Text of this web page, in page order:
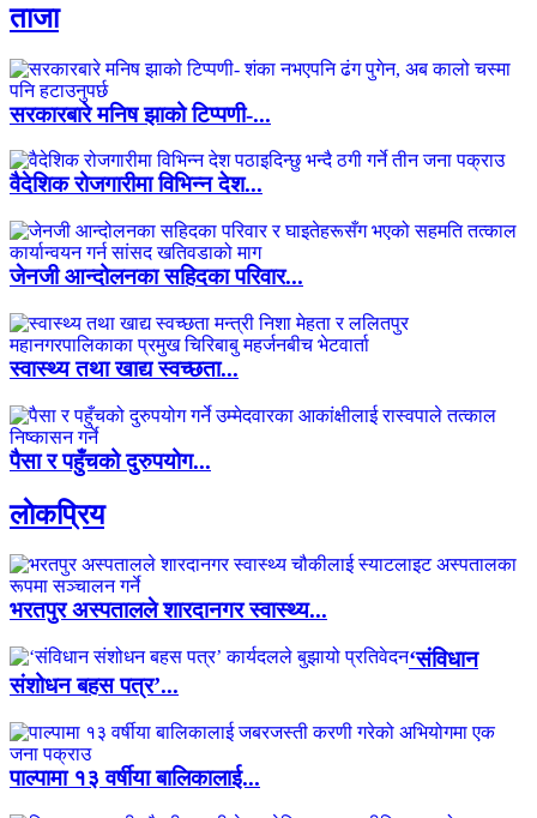
ताजा
सरकारबारे मनिष झाको टिप्पणी-...
वैदेशिक रोजगारीमा विभिन्न देश...
जेनजी आन्दोलनका सहिदका परिवार...
स्वास्थ्य तथा खाद्य स्वच्छता...
पैसा र पहुँचको दुरुपयोग...
लाेकप्रिय
भरतपुर अस्पतालले शारदानगर स्वास्थ्य...
‘संविधान
संशोधन बहस पत्र’...
पाल्पामा १३ वर्षीया बालिकालाई...